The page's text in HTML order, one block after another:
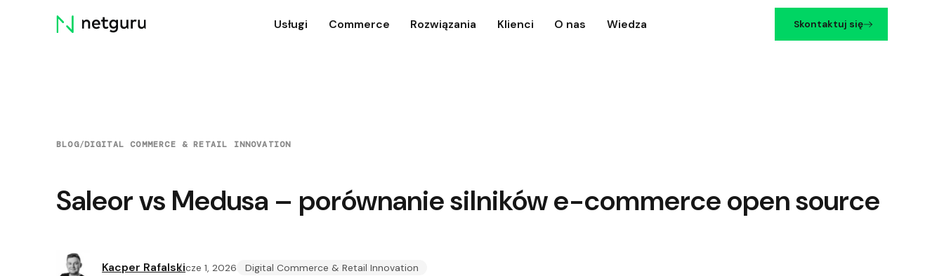
Skip
menu
Usługi Commerce Rozwiązania Klienci O nas Wiedza Skontaktuj się
BLOG/DIGITAL COMMERCE & RETAIL INNOVATION
Saleor vs Medusa – porównanie silników e-commerce open source
Kacper Rafalskicze 1, 2026 Digital Commerce & Retail Innovation